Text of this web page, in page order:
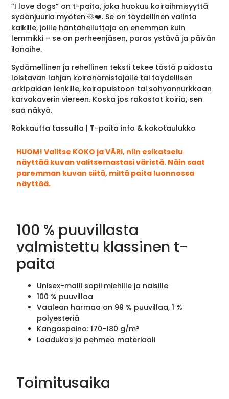
”I love dogs” on t-paita, joka huokuu koiraihmisyyttä
sydänjuuria myöten 🐶❤️. Se on täydellinen valinta
kaikille, joille häntäheiluttaja on enemmän kuin
lemmikki – se on perheenjäsen, paras ystävä ja päivän
ilonaihe.
Sydämellinen ja rehellinen teksti tekee tästä paidasta
loistavan lahjan koiranomistajalle tai täydellisen
arkipaidan lenkille, koirapuistoon tai sohvannurkkaan
karvakaverin viereen. Koska jos rakastat koiria, sen
saa näkyä.
Rakkautta tassuilla | T-paita info & kokotaulukko
HUOM! Valitse KOKO ja VÄRI, niin esikatselu
näyttää kuvan valitsemastasi väristä. Näin saat
paremman kuvan siitä, miltä paita luonnossa
näyttää.
100 % puuvillasta
valmistettu klassinen t-
paita
Unisex-malli sopii miehille ja naisille
100 % puuvillaa
Vaalean harmaa on 99 % puuvillaa, 1 %
polyesteriä
Kangaspaino: 170-180 g/m²
Laadukas ja pehmeä materiaali
Toimitusaika